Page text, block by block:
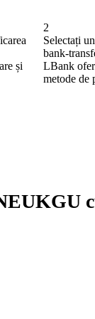
și
2
Selectați
bank-
LBank
metode de